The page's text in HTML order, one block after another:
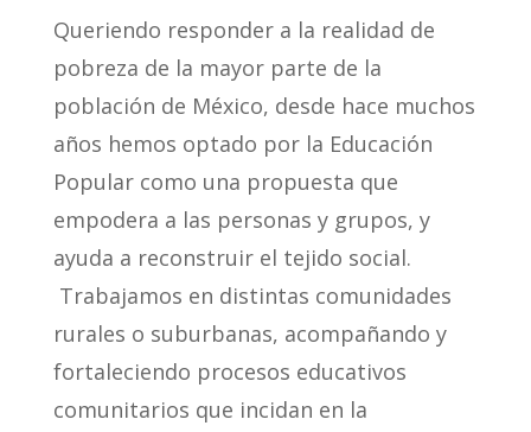
Queriendo responder a la realidad de
pobreza de la mayor parte de la
población de México, desde hace muchos
años hemos optado por la Educación
Popular como una propuesta que
empodera a las personas y grupos, y
ayuda a reconstruir el tejido social.
Trabajamos en distintas comunidades
rurales o suburbanas, acompañando y
fortaleciendo procesos educativos
comunitarios que incidan en la